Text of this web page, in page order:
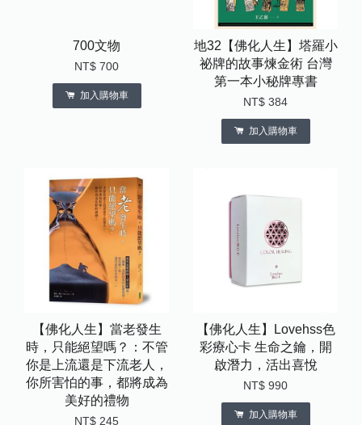
700文物
NT$ 700
加入購物車
地32【佛化人生】塔羅小
祕牌的故事煉金術 台灣
第一本小秘牌專書
NT$ 384
加入購物車
【佛化人生】當老發生
時，只能絕望嗎？：不管
你是上流還是下流老人，
你所害怕的事，都將成為
美好的禮物
NT$ 245
【佛化人生】Lovehss色
彩療心卡 生命之鑰，開
啟潛力，活出喜悅
NT$ 990
加入購物車